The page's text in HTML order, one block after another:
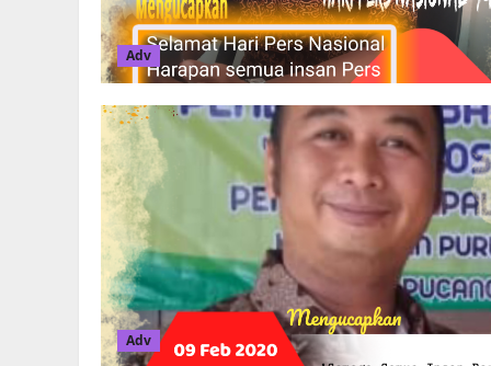
Adv
Adv